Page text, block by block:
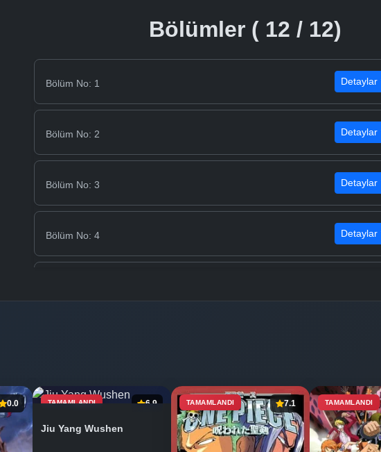
Bölümler ( 12 / 12)
Bölüm No: 1 Detaylar
Bölüm No: 2 Detaylar
Bölüm No: 3 Detaylar
Bölüm No: 4 Detaylar
Detaylar
Detaylar
0.0 TAMAMLANDI 6.9
Jiu Yang Wushen
TAMAMLANDI 7.1 TAMAMLANDI